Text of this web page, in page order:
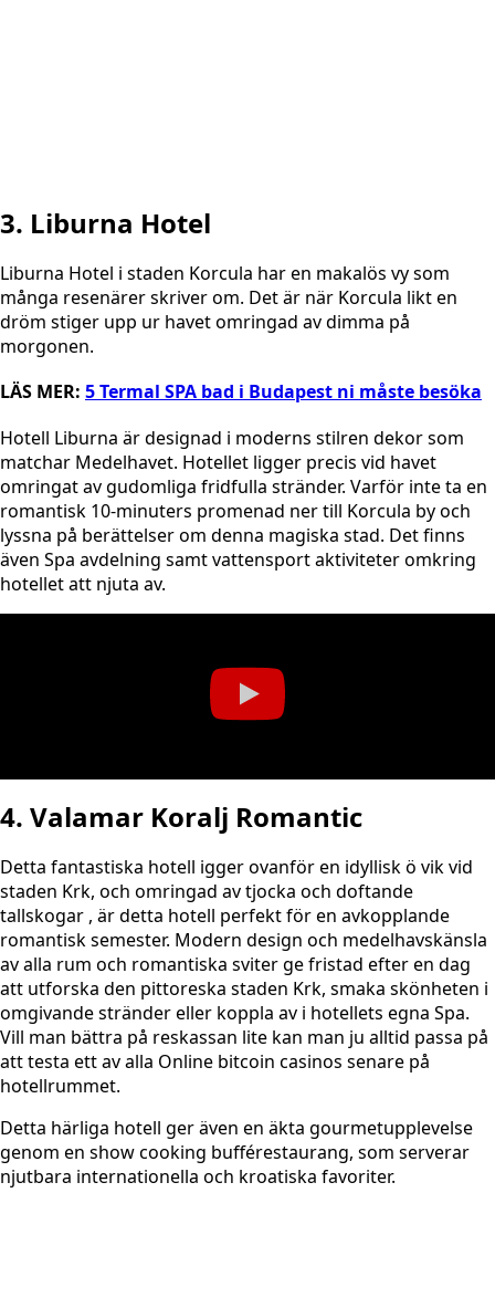
3. Liburna Hotel
Liburna Hotel i staden Korcula har en makalös vy som
många resenärer skriver om. Det är när Korcula likt en
dröm stiger upp ur havet omringad av dimma på
morgonen.
LÄS MER: 5 Termal SPA bad i Budapest ni måste besöka
Hotell Liburna är designad i moderns stilren dekor som
matchar Medelhavet. Hotellet ligger precis vid havet
omringat av gudomliga fridfulla stränder. Varför inte ta en
romantisk 10-minuters promenad ner till Korcula by och
lyssna på berättelser om denna magiska stad. Det finns
även Spa avdelning samt vattensport aktiviteter omkring
hotellet att njuta av.
4. Valamar Koralj Romantic
Detta fantastiska hotell igger ovanför en idyllisk ö vik vid
staden Krk, och omringad av tjocka och doftande
tallskogar , är detta hotell perfekt för en avkopplande
romantisk semester. Modern design och medelhavskänsla
av alla rum och romantiska sviter ge fristad efter en dag
att utforska den pittoreska staden Krk, smaka skönheten i
omgivande stränder eller koppla av i hotellets egna Spa.
Vill man bättra på reskassan lite kan man ju alltid passa på
att testa ett av alla Online bitcoin casinos senare på
hotellrummet.
Detta härliga hotell ger även en äkta gourmetupplevelse
genom en show cooking bufférestaurang, som serverar
njutbara internationella och kroatiska favoriter.